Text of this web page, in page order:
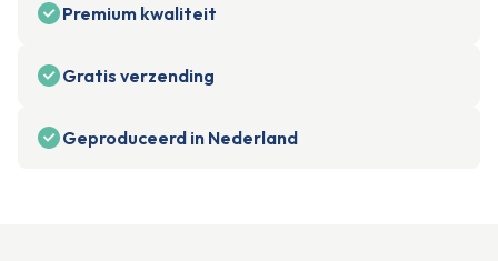
Premium kwaliteit
Gratis verzending
Geproduceerd in Nederland